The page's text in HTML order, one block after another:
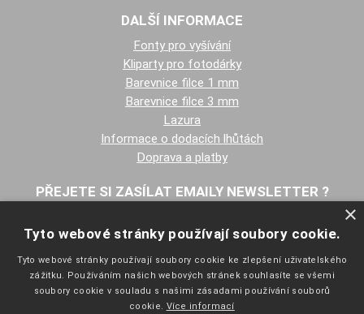
DALŠÍ INFORMACE
Fonty pro vyšívání
Kliparty pro fotodárky
Barevnice filce 1 mm
Barevnice filce 3 mm
Lazura
Informace o dodacích lhůtách
Doprava a platby
PŘEJETE SI ZASÍLAT EMAILY NEWSLETTER ?
×
Tyto webové stránky používají soubory cookie.
Tyto webové stránky používají soubory cookie ke zlepšení uživatelského
zážitku. Používáním našich webových stránek souhlasíte se všemi
soubory cookie v souladu s našimi zásadami používání souborů
cookie. Více informací